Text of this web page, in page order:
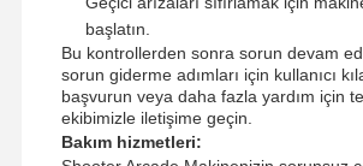
başlatın.
Bu kontrollerden sonra sorun devam
sorun giderme adımları için kullanıcı
başvurun veya daha fazla yardım için
ekibimizle iletişime geçin.
Bakım hizmetleri: